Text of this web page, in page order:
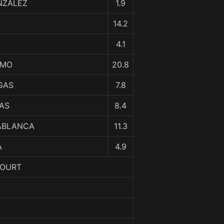
1.9
14.2
4.1
20.8
7.8
8.4
11.3
4.9